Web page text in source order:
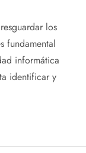
los
fundamental
informática
identificar y